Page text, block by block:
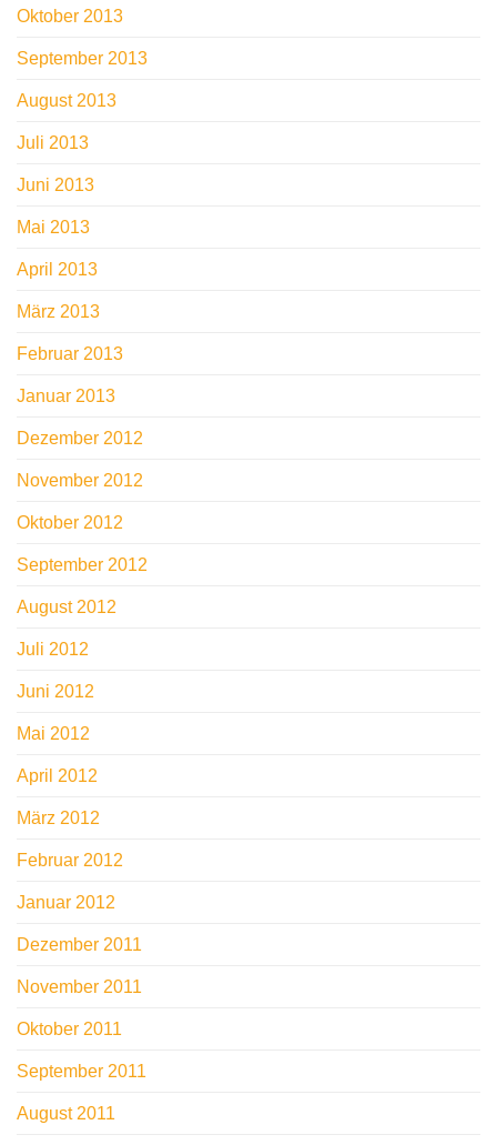
Oktober 2013
September 2013
August 2013
Juli 2013
Juni 2013
Mai 2013
April 2013
März 2013
Februar 2013
Januar 2013
Dezember 2012
November 2012
Oktober 2012
September 2012
August 2012
Juli 2012
Juni 2012
Mai 2012
April 2012
März 2012
Februar 2012
Januar 2012
Dezember 2011
November 2011
Oktober 2011
September 2011
August 2011